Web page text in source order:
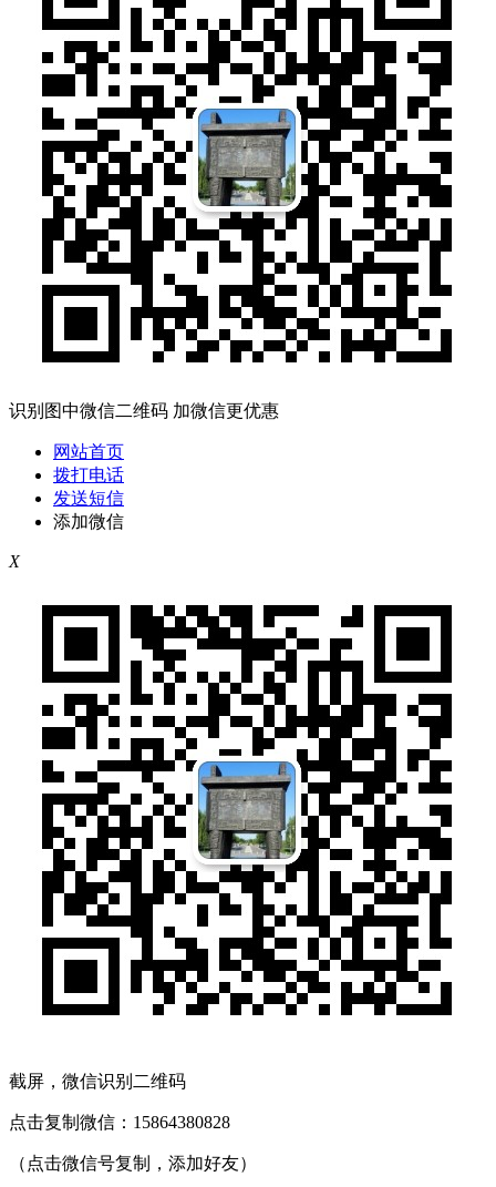
识别图中微信二维码 加微信更优惠
网站首页
拨打电话
发送短信
添加微信
X
截屏，微信识别二维码
点击复制微信：15864380828
（点击微信号复制，添加好友）